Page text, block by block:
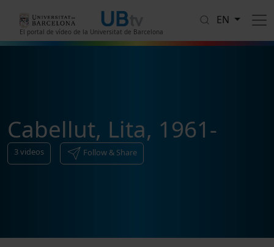
El portal de vídeo de la Universitat de Barcelona
EN
Cabellut, Lita, 1961-
3videos Follow & Share